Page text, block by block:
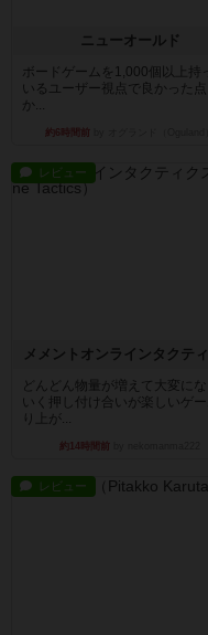
ニューオールド
ボードゲームを1,000個以上持
いるユーザー視点で良かった
か...
約6時間前
レビュー
メメントオンラインタクテ
どんどん物量が増えて大変にな
いく押し付け合いが楽しいゲー
り上が...
約14時間前
レビュー